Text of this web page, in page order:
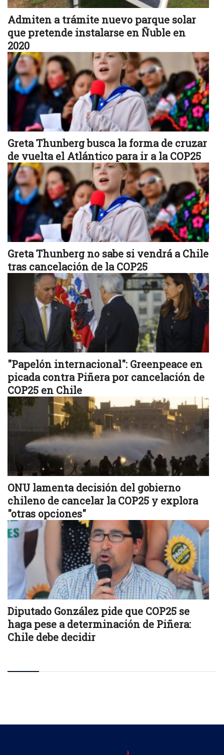
Admiten a trámite nuevo parque solar
que pretende instalarse en Ñuble en
2020
Greta Thunberg busca la forma de cruzar
de vuelta el Atlántico para ir a la COP25
Greta Thunberg no sabe si vendrá a Chile
tras cancelación de la COP25
"Papelón internacional": Greenpeace en
picada contra Piñera por cancelación de
COP25 en Chile
ONU lamenta decisión del gobierno
chileno de cancelar la COP25 y explora
"otras opciones"
Diputado González pide que COP25 se
haga pese a determinación de Piñera:
Chile debe decidir